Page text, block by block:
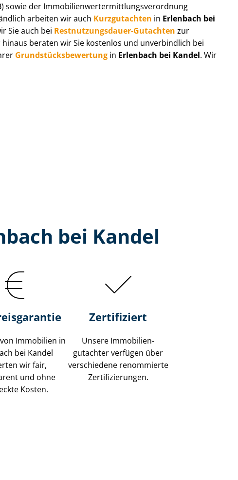
sowie der Im­mo­bi­li­en­wert­ermitt­lungs­ver­ord­nung
arbeiten wir auch Kurzgutachten in Erlenbach bei
Sie auch bei Rest­nut­zungs­dau­er-Gutachten zur
beraten wir Sie kostenlos und unverbindlich bei
Grund­stücks­be­wer­tung in Erlenbach bei Kandel. Wir
bei Kandel
Immobilien in
bei Kandel
wir fair,
und ohne
Kosten.
Zertifiziert
Unsere Immobilien­
gutachter verfügen über
verschiedene renommierte
Zer­ti­fi­zie­run­gen.